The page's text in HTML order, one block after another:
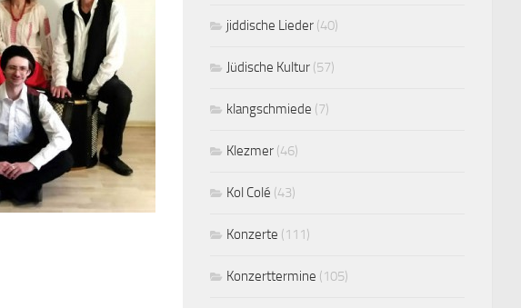
jiddische Lieder (40)
Jüdische Kultur (57)
klangschmiede (7)
Klezmer (46)
Kol Colé (43)
Konzerte (111)
Konzerttermine (105)